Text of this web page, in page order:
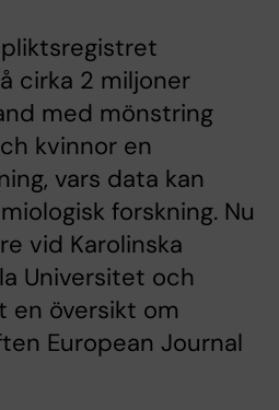
cirka 2 miljoner
med mönstring
kvinnor en
vars data kan
forskning. Nu
vid Karolinska
Universitet och
en översikt om
European Journal